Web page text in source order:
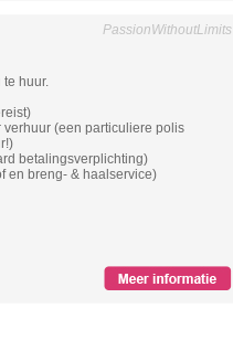
PassionWithoutLimits
te huur.
(een particuliere polis
betalingsverplichting)
en breng- & haalservice)